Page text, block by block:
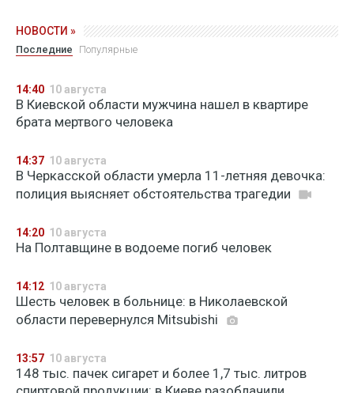
НОВОСТИ »
Последние Популярные
14:40 10 августа
В Киевской области мужчина нашел в квартире
брата мертвого человека
14:37 10 августа
В Черкасской области умерла 11-летняя девочка:
полиция выясняет обстоятельства трагедии
14:20 10 августа
На Полтавщине в водоеме погиб человек
14:12 10 августа
Шесть человек в больнице: в Николаевской
области перевернулся Mitsubishi
13:57 10 августа
148 тыс. пачек сигарет и более 1,7 тыс. литров